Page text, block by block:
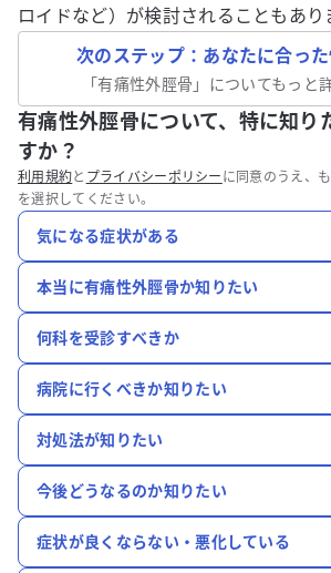
ロイドなど）が検討されることもあり
次のステップ：あなたに合っ
「有痛性外脛骨 」についてもっと
有痛性外脛骨について、特に知り
すか？
利用規約と プライバシーポリシー に同意のうえ、
を選択してください。
気になる症状がある
本当に有痛性外脛骨か知りたい
何科を受診すべきか
病院に行くべきか知りたい
対処法が知りたい
今後どうなるのか知りたい
症状が良くならない・悪化している